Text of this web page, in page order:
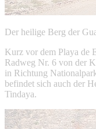
Der heilige Berg der
Kurz vor dem Playa de
Radweg Nr. 6 von der
in Richtung
befindet sich auch der
Tindaya.